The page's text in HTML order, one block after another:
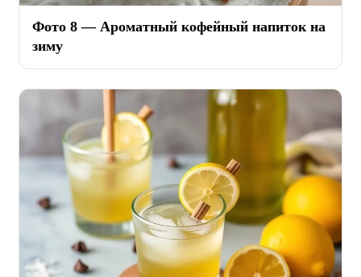
Фото 8 — Ароматный кофейный напиток на
зиму